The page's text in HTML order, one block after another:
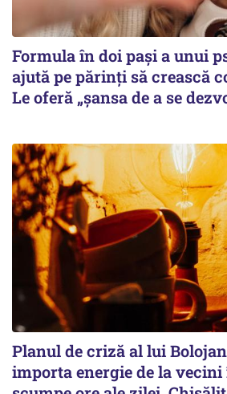
Formula în doi pași a unui
ajută pe părinți să crească
Le oferă „șansa de a se
Planul de criză al lui
importa energie de la vecini